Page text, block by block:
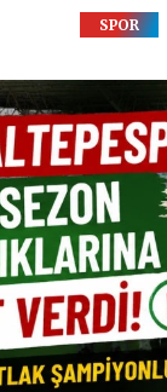
SPOR